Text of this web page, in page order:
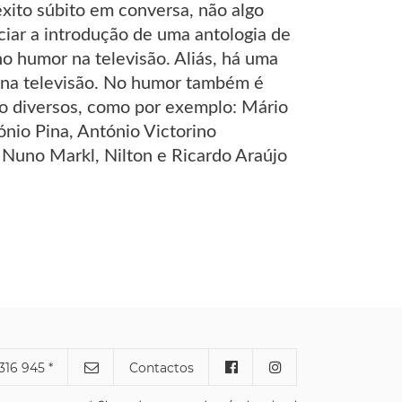
súbito em conversa, não algo
a introdução de uma antologia de
humor na televisão. Aliás, há uma
televisão. No humor também é
diversos, como por exemplo: Mário
Pina, António Victorino
Markl, Nilton e Ricardo Araújo
945 * Contactos